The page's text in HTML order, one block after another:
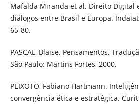
Mafalda Miranda et al. Direito Digital
diálogos entre Brasil e Europa.
65-80.
PASCAL, Blaise. Pensamentos.
São Paulo: Martins Fortes, 2000.
PEIXOTO, Fabiano Hartmann.
convergência ética e estratégica.